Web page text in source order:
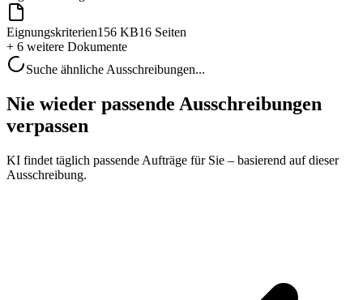
Eignungskriterien156 KB16 Seiten
+ 6 weitere Dokumente
Suche ähnliche Ausschreibungen...
Nie wieder passende Ausschreibungen
verpassen
KI findet täglich passende Aufträge für Sie – basierend auf dieser
Ausschreibung.